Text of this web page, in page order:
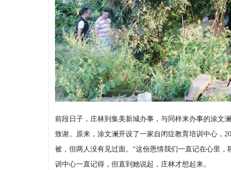
前段日子，庄林到集美新城办事，与同样来办事的涂文
致谢。原来，涂文澜开设了一家自闭症教育培训中心，
被，但两人没有见过面。“这份恩情我们一直记在心里
训中心一直记得，但直到她说起，庄林才想起来。